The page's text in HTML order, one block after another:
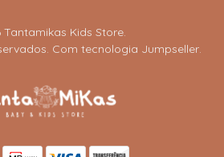
Kids Store.
Com tecnologia Jumpseller.